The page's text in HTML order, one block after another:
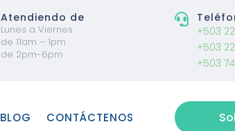
Atendiendo de
Lunes a Viernes
de 11am – 1pm
de 2pm-6pm

+503
+503
+503
BLOG CONTÁCTENOS